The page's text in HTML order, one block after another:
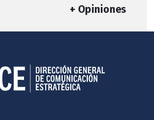
+ Opiniones